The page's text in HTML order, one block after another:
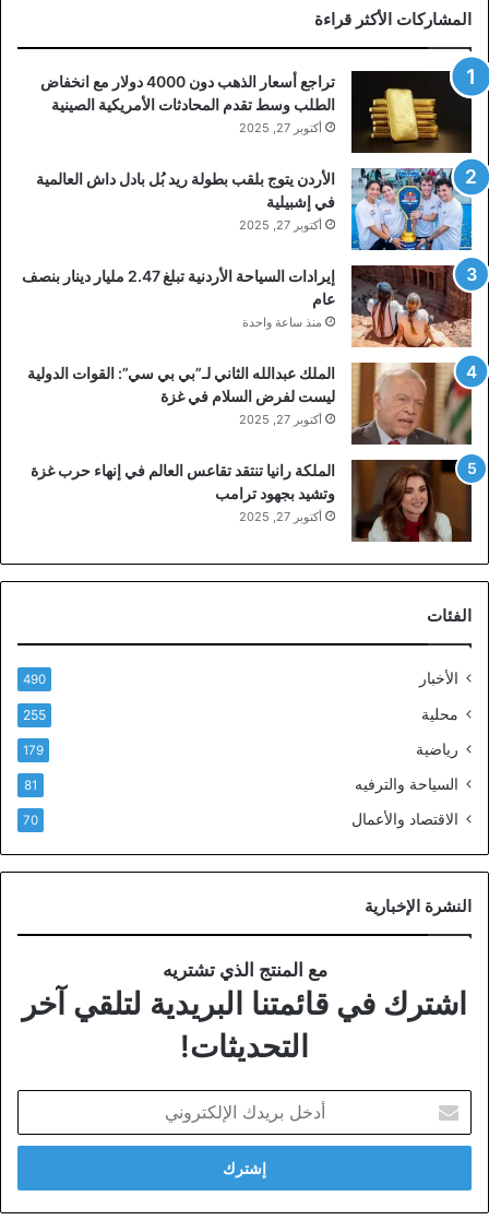
المشاركات الأكثر قراءة
تراجع أسعار الذهب دون 4000 دولار مع انخفاض
الطلب وسط تقدم المحادثات الأمريكية الصينية
أكتوبر 27, 2025
الأردن يتوج بلقب بطولة ريد بُل بادل داش العالمية
في إشبيلية
أكتوبر 27, 2025
إيرادات السياحة الأردنية تبلغ 2.47 مليار دينار بنصف
عام
منذ ساعة واحدة
الملك عبدالله الثاني لـ”بي بي سي”: القوات الدولية
ليست لفرض السلام في غزة
أكتوبر 27, 2025
الملكة رانيا تنتقد تقاعس العالم في إنهاء حرب غزة
وتشيد بجهود ترامب
أكتوبر 27, 2025
الفئات
الأخبار 490
محلية 255
رياضية 179
السياحة والترفيه 81
الاقتصاد والأعمال 70
النشرة الإخبارية
مع المنتج الذي تشتريه
اشترك في قائمتنا البريدية لتلقي آخر
التحديثات!
بريدك
الإلكتروني